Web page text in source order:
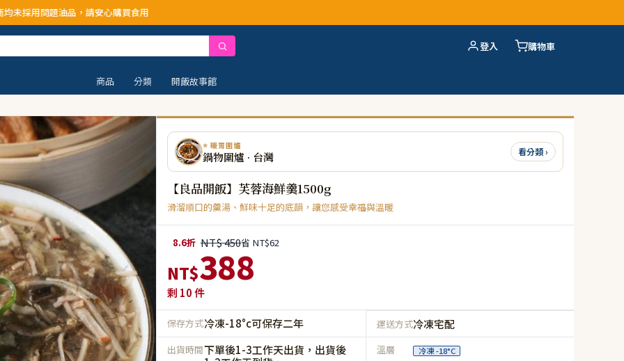
，請安心購買食用
登入 購物車
商品 分類 開飯故事館
⭐ 暖胃圍爐
鍋物圍爐 · 台灣 看分類 ›
【良品開飯】芙蓉海鮮羹1500g
滑溜順口的羹湯、鮮味十足的底韻，讓您感受幸福與溫暖
8.6折 NT$ 450省 NT$62
NT$388
剩 10件
保存方式冷凍-18°c可保存二年 運送方式冷凍宅配
出貨時間下單後1-3工作天出貨，出貨後
溫層 冷凍 -18°C